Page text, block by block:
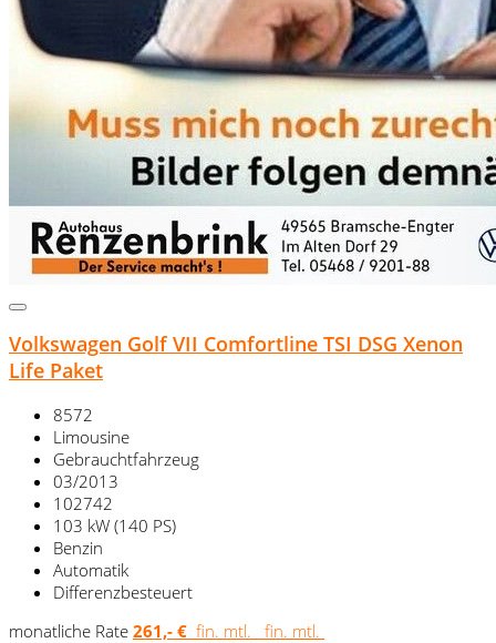
Volkswagen Golf VII Comfortline TSI DSG Xenon
Life Paket
8572
Limousine
Gebrauchtfahrzeug
03/2013
102742
103 kW (140 PS)
Benzin
Automatik
Differenzbesteuert
monatliche Rate 261,- € fin. mtl. fin. mtl.